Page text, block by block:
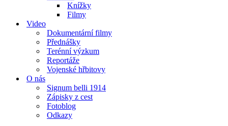
Knížky
Filmy
Video
Dokumentární filmy
Přednášky
Terénní výzkum
Reportáže
Vojenské hřbitovy
O nás
Signum belli 1914
Zápisky z cest
Fotoblog
Odkazy